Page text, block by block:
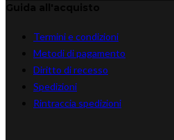
Termini e condizioni
Metodi di pagamento
Diritto di recesso
Spedizioni
Rintraccia spedizioni